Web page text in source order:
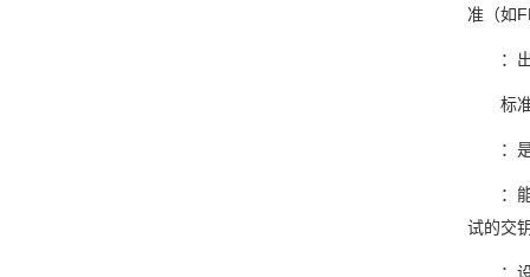
准（如
：出
标准
：是
：能
试的交
：设